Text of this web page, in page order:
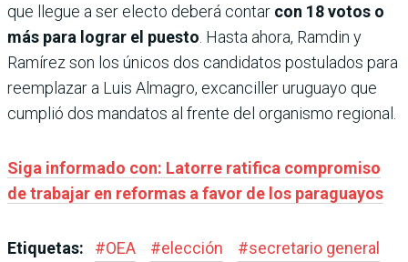
que llegue a ser electo deberá contar con 18 votos o
más para lograr el puesto . Hasta ahora, Ramdin y
Ramírez son los únicos dos candidatos postulados para
reemplazar a Luis Almagro, excanciller uruguayo que
cumplió dos mandatos al frente del organismo regional.
Siga informado con: Latorre ratifica compromiso
de trabajar en reformas a favor de los paraguayos
Etiquetas: #OEA #elección #secretario general